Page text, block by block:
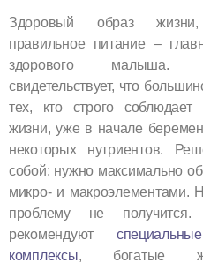
Здоровый образ жизни,
правильное питание –
здорового малыша.
свидетельствует, что
тех, кто строго соблюдает
жизни, уже в начале
некоторых нутриентов.
собой: нужно максимально
микро- и
проблему не
рекомендуют
комплексы, богатые